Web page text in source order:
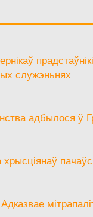
служэньнях
адбылося ў